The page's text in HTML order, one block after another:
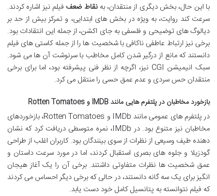
با این حال، بخش دیگری از منتقدان، بهنقاط ضعف فیلم نیز اشاره کردند.
سرعت کند روایت، به ویژه در بخش های ابتدایی، و تمرکز بیش از حد بر
دیالوگ های توضیحی و فلسفی به جای اکشن، از جمله این انتقادات بود.
برخی نیز ارتباط عاطفی ناکافی با شخصیت ها را از جمله کاستی های فیلم
دانستند که مانع از درگیر شدن کامل مخاطب با سرنوشت آن ها می شود.
سبک انیمیشن CGI نیز، اگرچه از نظر فنی پیشرفته بود، اما برای برخی
منتقدان حس سردی و عدم عمق حسی را منتقل می کرد.
بازخورد مخاطبان در پلتفرم هایی مانند IMDB و Rotten Tomatoes
در پلتفرم های عمومی مانند IMDb و Rotten Tomatoes، بازخوردهای
مخاطبان نیز متنوع بود. در IMDb، نمره متوسطی دریافت کرد که نشان
دهنده طیف وسیعی از نظرات از سوی بینندگان بود. کاربران اغلب از طراحی
گودزیلا و جلوه های بصری استقبال کردند، اما در مورد سرعت داستان و
عمق شخصیت ها نظرات متفاوتی داشتند. برخی آن را یک آغاز هیجان
انگیز برای یک سه گانه دانستند، در حالی که برخی دیگر احساس می کردند
که فیلم نتوانسته به پتانسیل کامل خود دست یابد.